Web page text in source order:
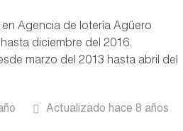
Agencia de lotería Agüero
diciembre del 2016.
marzo del 2013 hasta abril del
Actualizado hace 8 años